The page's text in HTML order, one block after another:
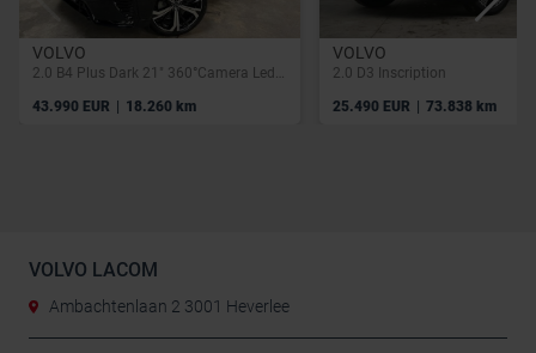
VOLVO
2.0 B4 Plus Dark 21" 360°Camera Leder Kinderzitjes
43.990 EUR | 18.260 km
VOLVO
2.0 D3 Inscription
25.490 EUR | 73.838 km
VOLVO LACOM
Ambachtenlaan 2 3001 Heverlee